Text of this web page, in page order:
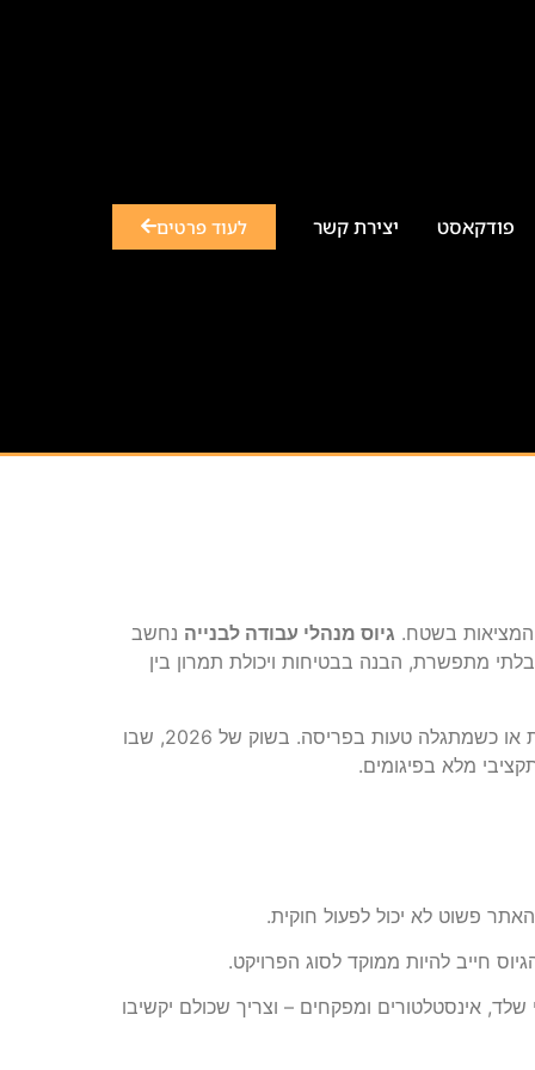
פודקאסט יצירת קשר לעוד פרטים
המציאות בשטח. גיוס מנהלי עבודה לבנייה נחשב
מתפשרת, הבנה בבטיחות ויכולת תמרון בין
מנהל עבודה טוב הוא זה שיודע לקרוא תוכנית כאילו היא ספר ילדים, אך גם יודע לנהל משברים כשמשאבת הבטון מאחרת או כשמתגלה טעות בפריסה. בשוק של 2026, שבו
מלא בפיגומים.
פשוט לא יכול לפעול חוקית.
חייב להיות ממוקד לסוג הפרויקט.
אינסטלטורים ומפקחים – וצריך שכולם יקשיבו